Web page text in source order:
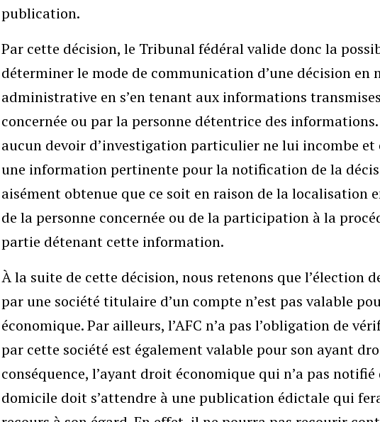
publication.
Par cette décision, le Tribunal fédéral valide donc la
déterminer le mode de communication d’une décision en
administrative en s’en tenant aux informations
concernée ou par la personne détentrice des informations.
aucun devoir d’investigation particulier ne lui incombe et
une information pertinente pour la notification de la
aisément obtenue que ce soit en raison de la localisation
de la personne concernée ou de la participation à la
partie détenant cette information.
À la suite de cette décision, nous retenons que l’élection
par une société titulaire d’un compte n’est pas valable
économique. Par ailleurs, l’AFC n’a pas l’obligation de
par cette société est également valable pour son ayant
conséquence, l’ayant droit économique qui n’a pas notifié
domicile doit s’attendre à une publication édictale qui